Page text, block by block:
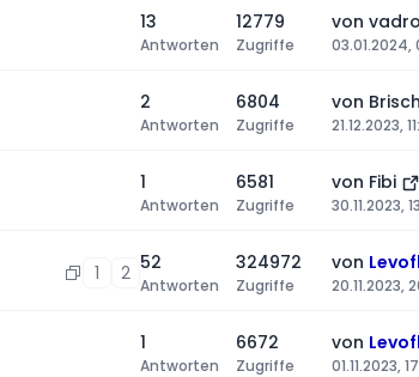
13
Antworten
12779
Zugriffe
von vadro
03.01.2024,
2
Antworten
6804
Zugriffe
von
21.12.2023,
1
Antworten
6581
Zugriffe
von Fibi
30.11.2023,
1 2 52
Antworten
324972
Zugriffe
von
20.11.2023,
1
Antworten
6672
Zugriffe
von
01.11.2023,